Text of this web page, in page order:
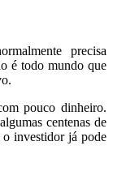
precisa
é todo mundo que
pouco dinheiro.
centenas de
o investidor já pode